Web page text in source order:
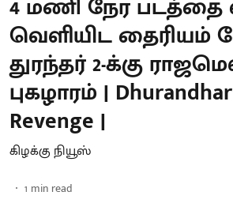
வெளியிட தைரியம்
துரந்தர் 2-க்கு
புகழாரம் |
Revenge |
கிழக்கு நியூஸ்
1 min read